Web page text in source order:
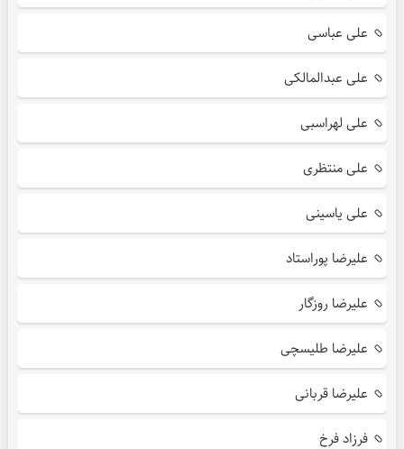
علی عباسی
علی عبدالمالکی
علی لهراسبی
علی منتظری
علی یاسینی
علیرضا پوراستاد
علیرضا روزگار
علیرضا طلیسچی
علیرضا قربانی
فرزاد فرخ